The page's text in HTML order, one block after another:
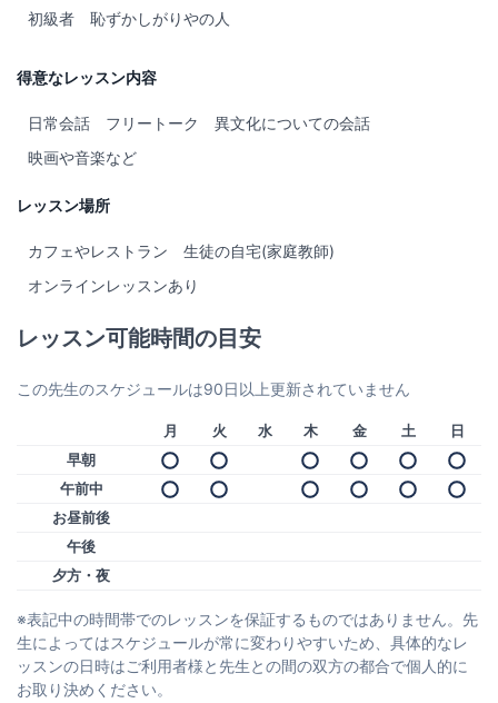
初級者 恥ずかしがりやの人
得意なレッスン内容
日常会話 フリートーク
異文化についての会話
映画や音楽など
レッスン場所
カフェやレストラン
生徒の自宅(家庭教師)
オンラインレッスンあり
レッスン可能時間の目安
この先生のスケジュールは90日以上更新されていません
月 火 水 木 金 土
日
早朝
午前中
お昼前後
午後
夕方・夜
※表記中の時間帯でのレッスンを保証するものではありません。先
生によってはスケジュールが常に変わりやすいため、具体的なレ
ッスンの日時はご利用者様と先生との間の双方の都合で個人的に
お取り決めください。